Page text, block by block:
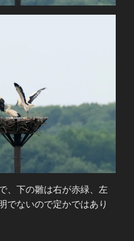
、下の雛は右が赤緑、左
でないので定かではあり